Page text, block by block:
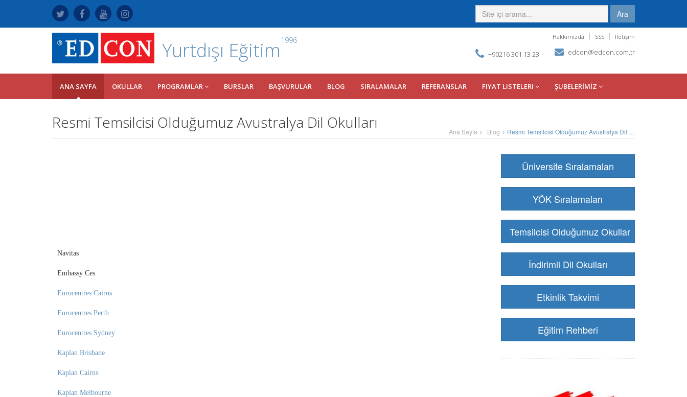
Ara
1996
Yurtdışı Eğitim
Hakkımızda SSS İletişim
+90216 301 13 23 edcon@edcon.com.tr
ANA SAYFA OKULLAR PROGRAMLAR BURSLAR BAŞVURULAR BLOG SIRALAMALAR REFERANSLAR FIYAT LISTELERI ŞUBELERİMİZ
Resmi Temsilcisi Olduğumuz Avustralya Dil Okulları Ana Sayfa Blog Resmi Temsilcisi Olduğumuz Avustralya Dil Okulları
Navitas
Embassy Ces
Eurocentres Cairns
Eurocentres Perth
Eurocentres Sydney
Kaplan Brisbane
Kaplan Cairns
Kaplan Melbourne
Üniversite Sıralamaları
YÖK Sıralamaları
Temsilcisi Olduğumuz Okullar
İndirimli Dil Okulları
Etkinlik Takvimi
Eğitim Rehberi